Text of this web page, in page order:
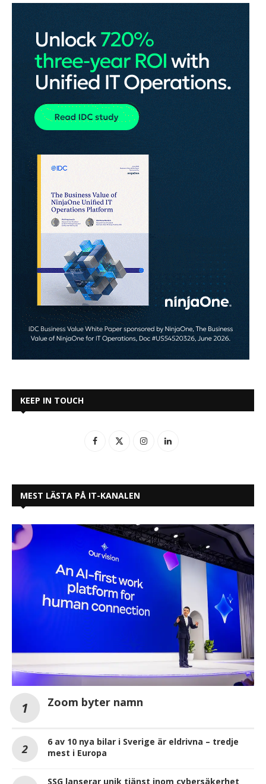
KEEP IN TOUCH
MEST LÄSTA PÅ IT-KANALEN
Zoom byter namn
6 av 10 nya bilar i Sverige är eldrivna – tredje
mest i Europa
SSG lanserar unik tjänst inom cybersäkerhet